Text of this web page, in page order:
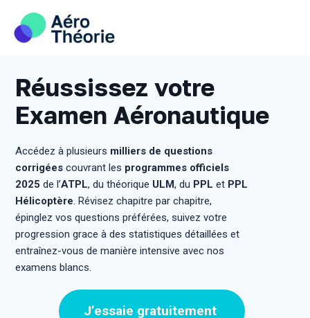
content
Réussissez votre
Examen Aéronautique
Accédez à plusieurs milliers de questions
corrigées couvrant les programmes officiels
2025 de l’ATPL, du théorique ULM, du PPL et PPL
Hélicoptère. Révisez chapitre par chapitre,
épinglez vos questions préférées, suivez votre
progression grace à des statistiques détaillées et
entraînez-vous de manière intensive avec nos
examens blancs.
J’essaie gratuitement